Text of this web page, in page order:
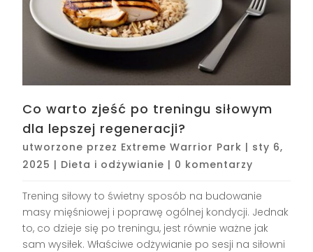
Co warto zjeść po treningu siłowym
dla lepszej regeneracji?
utworzone przez Extreme Warrior Park | sty 6,
2025 | Dieta i odżywianie | 0 komentarzy
Trening siłowy to świetny sposób na budowanie
masy mięśniowej i poprawę ogólnej kondycji. Jednak
to, co dzieje się po treningu, jest równie ważne jak
sam wysiłek. Właściwe odżywianie po sesji na siłowni